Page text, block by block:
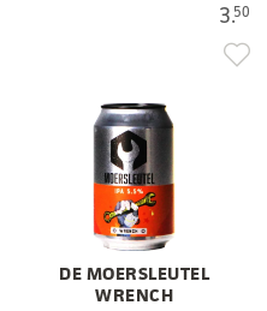
3.50
DE MOERSLEUTEL
WRENCH